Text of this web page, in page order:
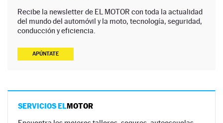
Recibe la newsletter de EL MOTOR con toda la actualidad
del mundo del automóvil y la moto, tecnología, seguridad,
conducción y eficiencia.
APÚNTATE
SERVICIOS ELMOTOR